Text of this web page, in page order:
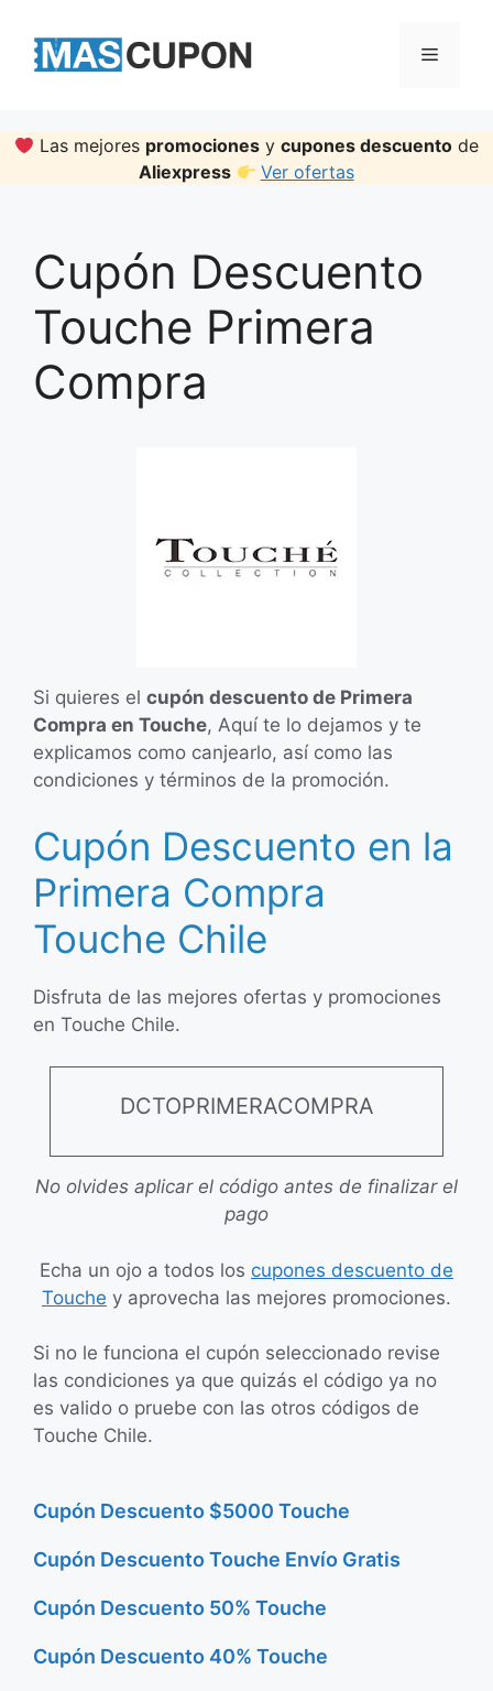
content
Menu
Las mejores promociones ycupones descuento de
Aliexpress
Ver ofertas
Cupón Descuento
Touche Primera
Compra
Si quieres el cupón descuento de Primera
Compra en Touche, Aquí te lo dejamos y te
explicamos como canjearlo, así como las
condiciones y términos de la promoción.
Cupón Descuento en la
Primera Compra
Touche Chile
Disfruta de las mejores ofertas y promociones
en Touche Chile.
DCTOPRIMERACOMPRA
No olvides aplicar el código antes de finalizar el
pago
Echa un ojo a todos los cupones descuento de
Touche y aprovecha las mejores promociones.
Si no le funciona el cupón seleccionado revise
las condiciones ya que quizás el código ya no
es valido o pruebe con las otros códigos de
Touche Chile.
Cupón Descuento $5000 Touche
Cupón Descuento Touche Envío Gratis
Cupón Descuento 50% Touche
Cupón Descuento 40% Touche